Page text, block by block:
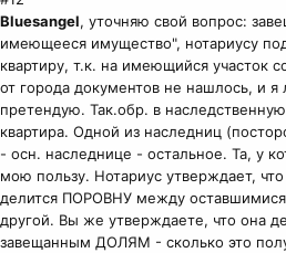
Bluesangel, уточняю свой вопрос:
имеющееся имущество", нотариусу
квартиру, т.к. на имеющийся участок
от города документов не нашлось, и я
претендую. Так.обр. в
квартира. Одной из наследниц
- осн. наследнице - остальное. Та, у
мою пользу. Нотариус утверждает,
делится ПОРОВНУ между
другой. Вы же утверждаете, что она
завещанным ДОЛЯМ - сколько это